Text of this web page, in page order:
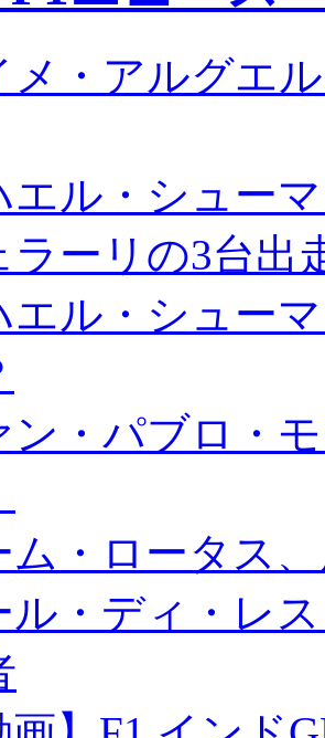
メ・アルグエ
エル・シュー
ラーリの3台出
エル・シュー
ン・パブロ・
ム・ロータス
ル・ディ・レ